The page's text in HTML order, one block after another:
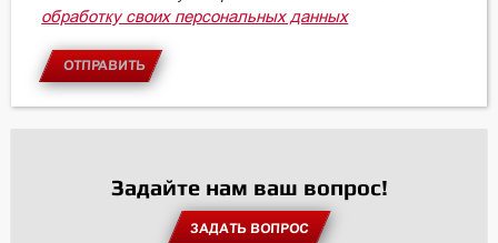
обработку своих персональных данных
ОТПРАВИТЬ
Задайте нам ваш вопрос!
ЗАДАТЬ ВОПРОС